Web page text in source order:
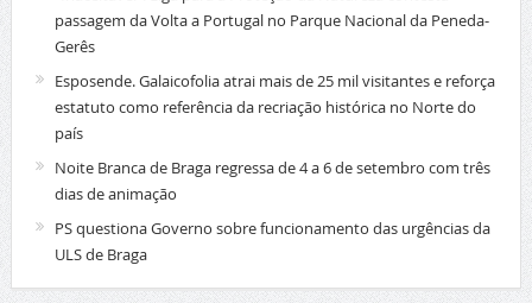
passagem da Volta a Portugal no Parque Nacional da Peneda-
Gerês
Esposende. Galaicofolia atrai mais de 25 mil visitantes e reforça
estatuto como referência da recriação histórica no Norte do
país
Noite Branca de Braga regressa de 4 a 6 de setembro com três
dias de animação
PS questiona Governo sobre funcionamento das urgências da
ULS de Braga